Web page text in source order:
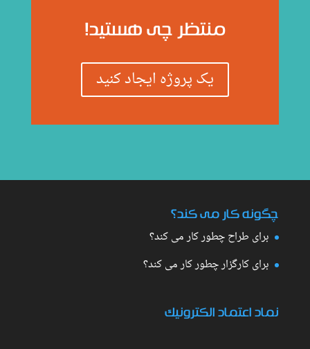
منتظر چی هستید!
یک پروژه ایجاد کنید
چگونه کار می کند؟
برای طراح چطور کار می کند؟
برای کارگزار چطور کار می کند؟
نماد اعتماد الکترونیک